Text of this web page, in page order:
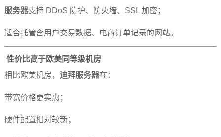
服务器支持 DDoS 防护、防火墙、SSL 加密；
适合托管含用户交易数据、电商订单记录的网站。
性价比高于欧美同等级机房
相比欧美机房， 迪拜服务器在：
带宽价格更实惠；
硬件配置相对较新；